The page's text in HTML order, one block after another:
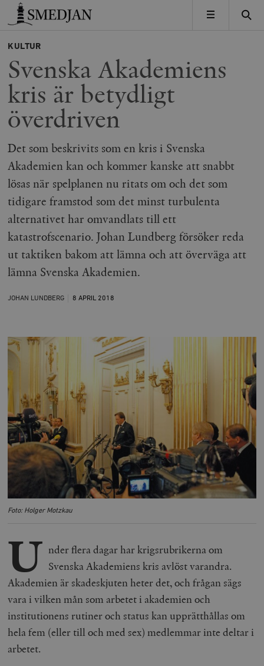
Timbro
MENY
KULTUR
Svenska Akademiens
kris är betydligt
överdriven
Det som beskrivits som en kris i Svenska
Akademien kan och kommer kanske att snabbt
lösas när spelplanen nu ritats om och det som
tidigare framstod som det minst turbulenta
alternativet har omvandlats till ett
katastrofscenario. Johan Lundberg försöker reda
ut taktiken bakom att lämna och att överväga att
lämna Svenska Akademien.
JOHAN LUNDBERG 8 APRIL 2018
Foto: Holger Motzkau
U nder flera dagar har krigsrubrikerna om
Svenska Akademiens kris avlöst varandra.
Akademien är skadeskjuten heter det, och frågan sägs
vara i vilken mån som arbetet i akademien och
institutionens rutiner och status kan upprätthållas om
hela fem (eller till och med sex) medlemmar inte deltar i
arbetet.